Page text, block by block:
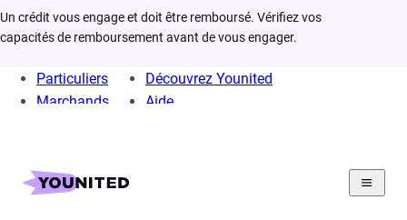
Un crédit vous engage et doit être remboursé. Vérifiez vos
capacités de remboursement avant de vous engager.
Particuliers
Marchands
Découvrez Younited
Aide
Home
Infos
Comment fonctionne prêt personnel